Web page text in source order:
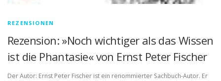
REZENSIONEN
Rezension: »Noch wichtiger als das Wissen
ist die Phantasie« von Ernst Peter Fischer
Der Autor: Ernst Peter Fischer ist ein renommierter Sachbuch-Autor. Er